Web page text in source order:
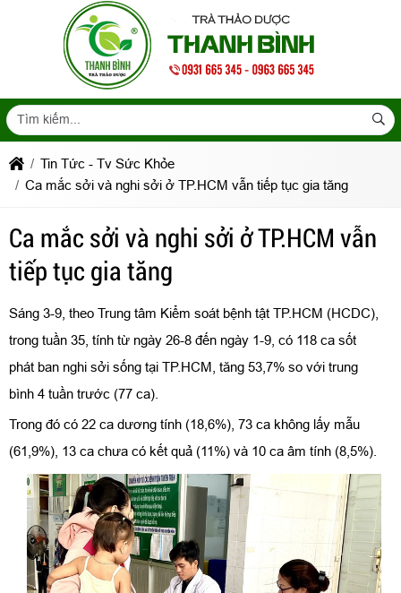
Tin Tức - Tv Sức Khỏe
Ca mắc sởi và nghi sởi ở TP.HCM vẫn tiếp tục gia tăng
Ca mắc sởi và nghi sởi ở TP.HCM vẫn
tiếp tục gia tăng
Sáng 3-9, theo Trung tâm Kiểm soát bệnh tật TP.HCM (HCDC),
trong tuần 35, tính từ ngày 26-8 đến ngày 1-9, có 118 ca sốt
phát ban nghi sởi sống tại TP.HCM, tăng 53,7% so với trung
bình 4 tuần trước (77 ca).
Trong đó có 22 ca dương tính (18,6%), 73 ca không lấy mẫu
(61,9%), 13 ca chưa có kết quả (11%) và 10 ca âm tính (8,5%).